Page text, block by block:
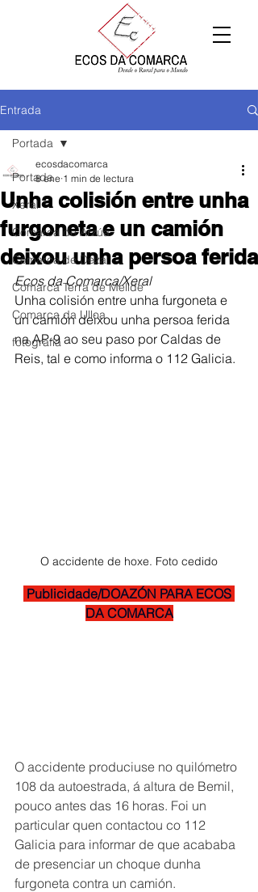
Entrada
Portada
Xeral
Comarca de Arzúa
Comarca de Deza
Comarca Terra de Melide
Comarca da Ulloa
fotografía
Portada
Unha colisión entre unha
furgoneta e un camión
deixou unha persoa ferida
ecosdacomarca
8 ene 1 min de lectura
Ecos da Comarca/Xeral
Unha colisión entre unha furgoneta e
un camión deixou unha persoa ferida
na AP-9 ao seu paso por Caldas de
Reis, tal e como informa o 112 Galicia.
O accidente de hoxe. Foto cedido
Publicidade/DOAZÓN PARA ECOS
DA COMARCA
O accidente produciuse no quilómetro
108 da autoestrada, á altura de Bemil,
pouco antes das 16 horas. Foi un
particular quen contactou co 112
Galicia para informar de que acababa
de presenciar un choque dunha
furgoneta contra un camión.